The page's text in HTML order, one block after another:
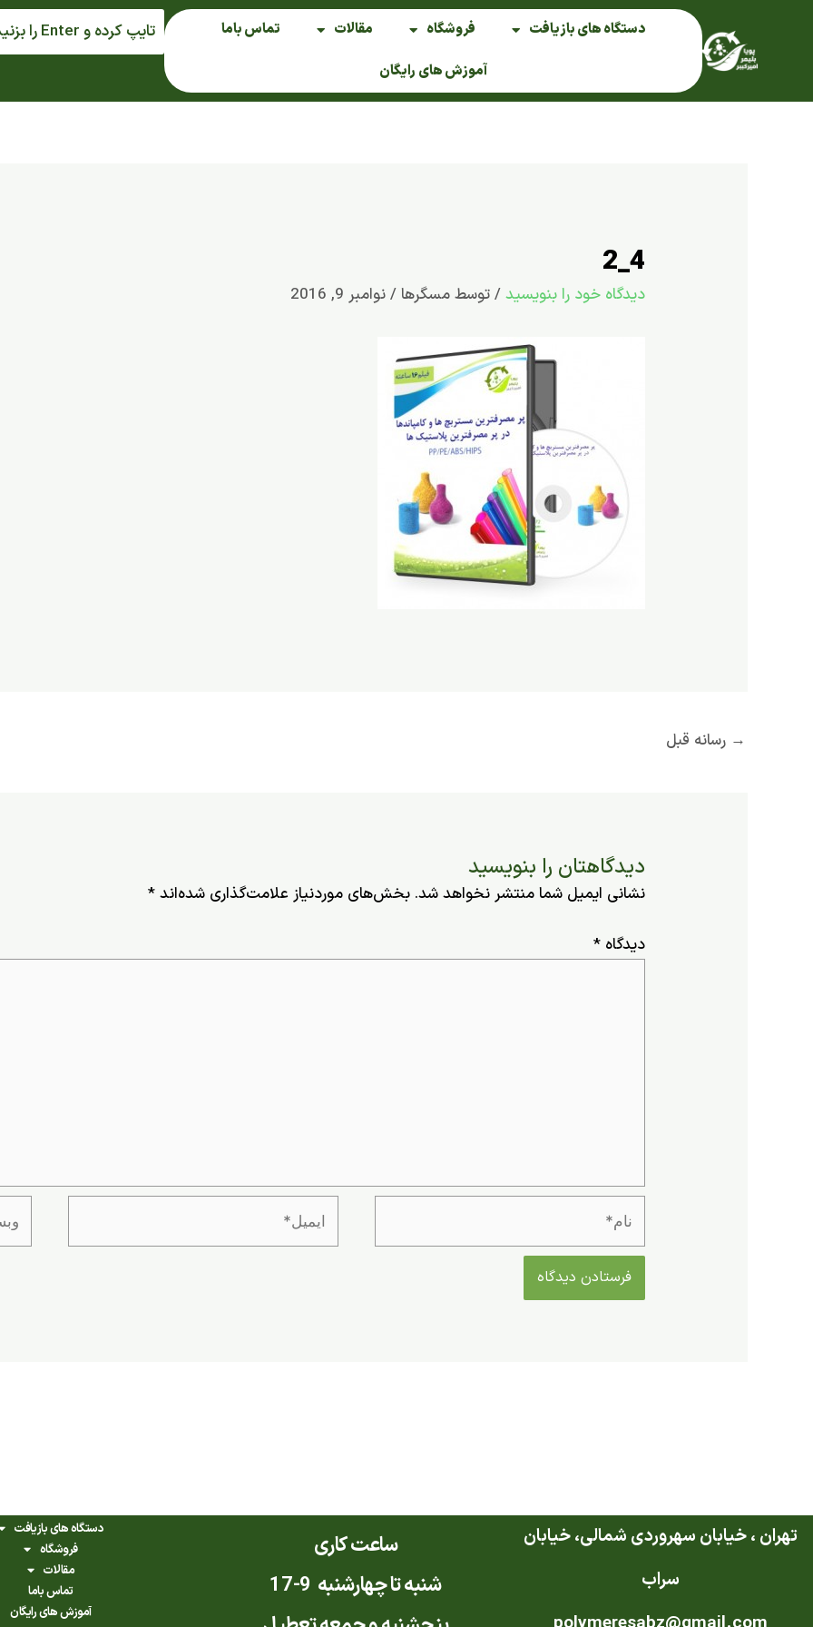
دستگاه های بازیافت فروشگاه مقالات
تماس باما
آموزش های رایگان
4_2
دیدگاه‌ خود را بنویسید / توسطمسگرها/نوامبر 9, 2016
→ رسانه قبل
دیدگاهتان را بنویسید
نشانی ایمیل شما منتشر نخواهد شد. بخش‌های موردنیاز علامت‌گذاری شده‌اند*
دیدگاه*
تهران ، خیابان سهروردی شمالی، خیابان
سراب
ساعت کاری
شنبه تا چهارشنبه 9-17
دستگاه های بازیافت
فروشگاه
مقالات
تماس باما
آموزش های رایگان